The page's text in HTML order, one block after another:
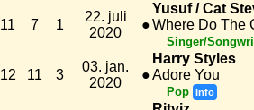
11 7 1
22. juli
2020
●
Yusuf / Cat
Where Do The
Singer/
12 11 3
03. jan.
2020
●
Harry Styles
Adore You
Pop Info